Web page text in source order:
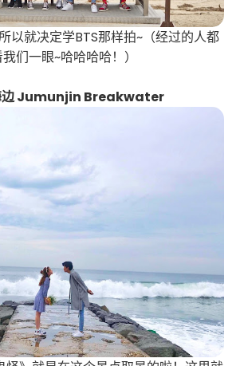
以就决定学BTS那样拍~（经过的人都
们一眼~哈哈哈哈！）
边 Jumunjin Breakwater